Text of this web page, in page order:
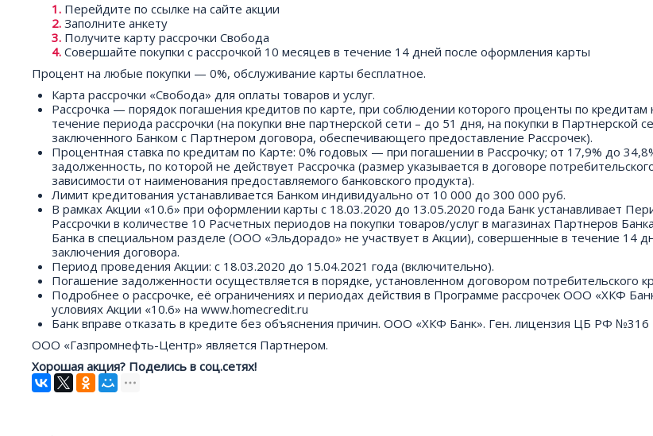
Перейдите по ссылке на сайте акции
Заполните анкету
Получите карту рассрочки Свобода
Совершайте покупки с рассрочкой 10 месяцев в течение 14 дней после оформления карты
Процент на любые покупки — 0%, обслуживание карты бесплатное.
Карта рассрочки «Свобода» для оплаты товаров и услуг.
Рассрочка — порядок погашения кредитов по карте, при соблюдении которого проценты по кредитам
течение периода рассрочки (на покупки вне партнерской сети – до 51 дня, на покупки в Партнерской
заключенного Банком с Партнером договора, обеспечивающего предоставление Рассрочек).
Процентная ставка по кредитам по Карте: 0% годовых — при погашении в Рассрочку; от 17,9% до
задолженность, по которой не действует Рассрочка (размер указывается в договоре
зависимости от наименования предоставляемого банковского продукта).
Лимит кредитования устанавливается Банком индивидуально от 10 000 до 300 000 руб.
В рамках Акции «10.6» при оформлении карты с 18.03.2020 до 13.05.2020 года Банк устанавливает
Рассрочки в количестве 10 Расчетных периодов на покупки товаров/услуг в магазинах Партнеров
Банка в специальном разделе (ООО «Эльдорадо» не участвует в Акции), совершенные в течение 14
заключения договора.
Период проведения Акции: с 18.03.2020 до 15.04.2021 года (включительно).
Погашение задолженности осуществляется в порядке, установленном договором потребительского
Подробнее о рассрочке, её ограничениях и периодах действия в Программе рассрочек ООО «ХКФ
условиях Акции «10.6» на www.homecredit.ru
Банк вправе отказать в кредите без объяснения причин. ООО «ХКФ Банк». Ген. лицензия ЦБ РФ №316
ООО «Газпромнефть-Центр» является Партнером.
Хорошая акция? Поделись в соц.сетях!